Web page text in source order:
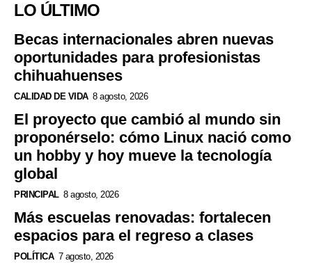
LO ÚLTIMO
Becas internacionales abren nuevas
oportunidades para profesionistas
chihuahuenses
CALIDAD DE VIDA 8 agosto, 2026
El proyecto que cambió al mundo sin
proponérselo: cómo Linux nació como
un hobby y hoy mueve la tecnología
global
PRINCIPAL 8 agosto, 2026
Más escuelas renovadas: fortalecen
espacios para el regreso a clases
POLÍTICA 7 agosto, 2026